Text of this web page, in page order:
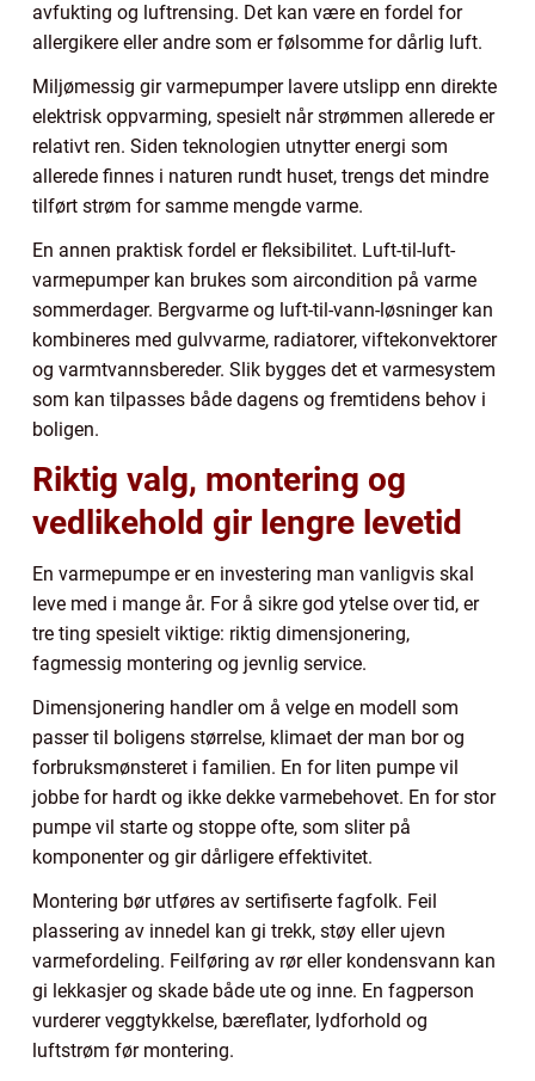
avfukting og luftrensing. Det kan være en fordel for
allergikere eller andre som er følsomme for dårlig luft.
Miljømessig gir varmepumper lavere utslipp enn direkte
elektrisk oppvarming, spesielt når strømmen allerede er
relativt ren. Siden teknologien utnytter energi som
allerede finnes i naturen rundt huset, trengs det mindre
tilført strøm for samme mengde varme.
En annen praktisk fordel er fleksibilitet. Luft-til-luft-
varmepumper kan brukes som aircondition på varme
sommerdager. Bergvarme og luft-til-vann-løsninger kan
kombineres med gulvvarme, radiatorer, viftekonvektorer
og varmtvannsbereder. Slik bygges det et varmesystem
som kan tilpasses både dagens og fremtidens behov i
boligen.
Riktig valg, montering og
vedlikehold gir lengre levetid
En varmepumpe er en investering man vanligvis skal
leve med i mange år. For å sikre god ytelse over tid, er
tre ting spesielt viktige: riktig dimensjonering,
fagmessig montering og jevnlig service.
Dimensjonering handler om å velge en modell som
passer til boligens størrelse, klimaet der man bor og
forbruksmønsteret i familien. En for liten pumpe vil
jobbe for hardt og ikke dekke varmebehovet. En for stor
pumpe vil starte og stoppe ofte, som sliter på
komponenter og gir dårligere effektivitet.
Montering bør utføres av sertifiserte fagfolk. Feil
plassering av innedel kan gi trekk, støy eller ujevn
varmefordeling. Feilføring av rør eller kondensvann kan
gi lekkasjer og skade både ute og inne. En fagperson
vurderer veggtykkelse, bæreflater, lydforhold og
luftstrøm før montering.